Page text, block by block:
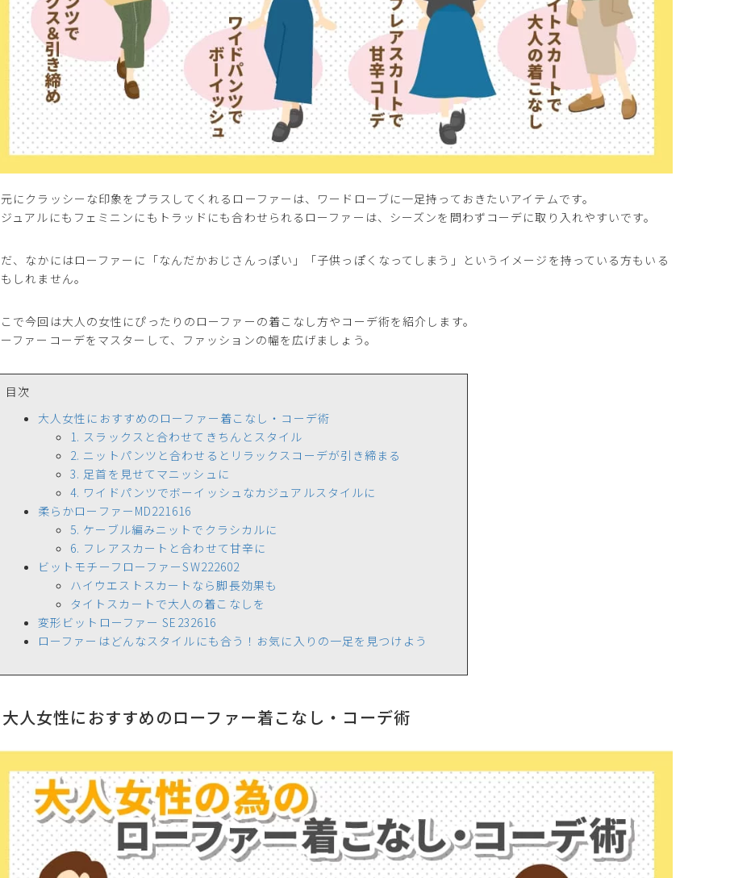
にクラッシーな印象をプラスしてくれるローファーは、ワードローブに一足持っておきたいアイテムです。
ュアルにもフェミニンにもトラッドにも合わせられるローファーは、シーズンを問わずコーデに取り入れやすいです。
、なかにはローファーに「なんだかおじさんっぽい」「子供っぽくなってしまう」というイメージを持っている方もいる
しれません。
で今回は大人の女性にぴったりのローファーの着こなし方やコーデ術を紹介します。
ファーコーデをマスターして、ファッションの幅を広げましょう。
目次
大人女性におすすめのローファー着こなし・コーデ術
1. スラックスと合わせてきちんとスタイル
2. ニットパンツと合わせるとリラックスコーデが引き締まる
3. 足首を見せてマニッシュに
4. ワイドパンツでボーイッシュなカジュアルスタイルに
柔らかローファーMD221616
5. ケーブル編みニットでクラシカルに
6. フレアスカートと合わせて甘辛に
ビットモチーフローファーSW222602
ハイウエストスカートなら脚長効果も
タイトスカートで大人の着こなしを
変形ビットローファー SE232616
ローファーはどんなスタイルにも合う！お気に入りの一足を見つけよう
大人女性におすすめのローファー着こなし・コーデ術
上記条件で絞り込む